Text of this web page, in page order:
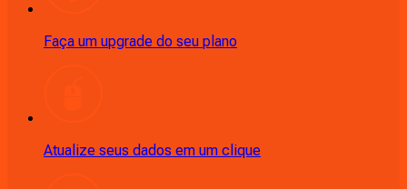
Faça um upgrade do seu plano
Atualize seus dados em um clique